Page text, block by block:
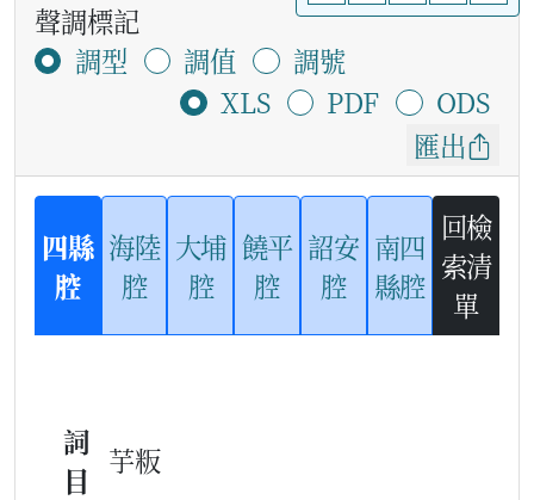
聲調標記
調型
調值
調號
XLS
PDF
ODS
匯出
四縣
腔
海陸
腔
大埔
腔
饒平
腔
詔安
腔
南四
縣腔
回檢
索清
單
詞
目
芋粄